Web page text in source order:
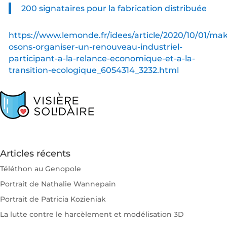
200 signataires pour la fabrication distribuée
https://www.lemonde.fr/idees/article/2020/10/01/
osons-organiser-un-renouveau-industriel-
participant-a-la-relance-economique-et-a-la-
transition-ecologique_6054314_3232.html
Articles récents
Téléthon au Genopole
Portrait de Nathalie Wannepain
Portrait de Patricia Kozieniak
La lutte contre le harcèlement et modélisation 3D